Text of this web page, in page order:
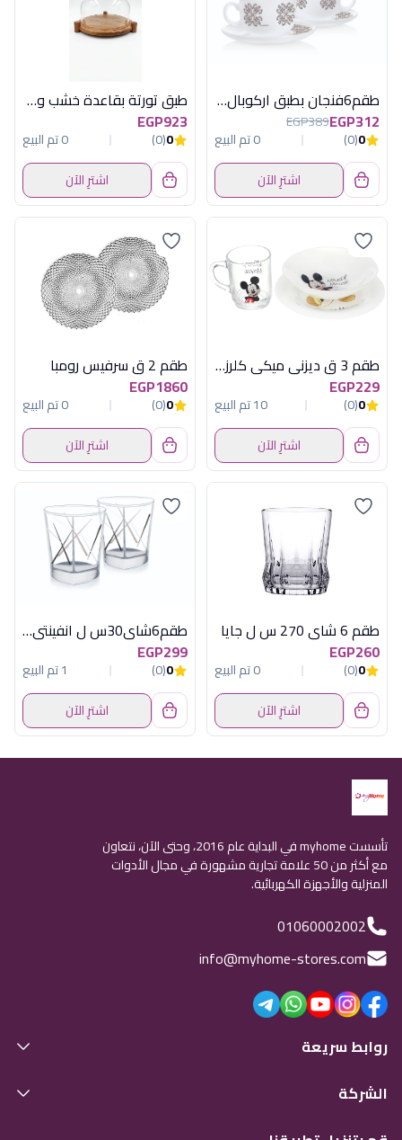
طقم6فنجان بطبق اركوبال ايسنس فوليفاامارا
EGP312
EGP389
0
(0)
0 تم البيع
اشترِ الآن
طبق تورتة بقاعدة خشب وغطاء أكريلك كبير من أكسفورد موديل QR2522
EGP923
0
(0)
0 تم البيع
اشترِ الآن
طقم 3 ق ديزنى ميكى كلرز لومينارك اماراتى
EGP229
0
(0)
10 تم البيع
اشترِ الآن
طقم 2 ق سرفيس رومبا
EGP1860
0
(0)
0 تم البيع
اشترِ الآن
طقم 6 شاى 270 س ل جايا
EGP260
0
(0)
0 تم البيع
اشترِ الآن
طقم6شاى30س ل انفينتى دلتالومينارك امارات
EGP299
0
(0)
1 تم البيع
اشترِ الآن
تأسست myhome في البداية عام 2016، وحتى الآن، نتعاون
مع أكثر من 50 علامة تجارية مشهورة في مجال الأدوات
المنزلية والأجهزة الكهربائية.
01060002002
info@myhome-stores.com
روابط سريعة
الشركة